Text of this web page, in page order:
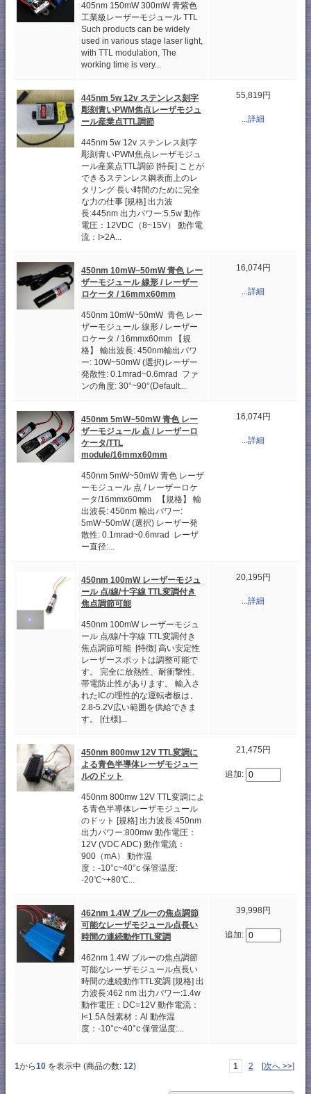
405nm 150mW 300mW 青紫色
工業級レーザーモジュール TTL
Such products can be widely
used in various stage laser light,
with TTL modulation, The
working time is very...
445nm 5w 12v ステンレス刻字
彫刻青いPWM焦点レーザモジュ
ール産業点TTL調節
445nm 5w 12v ステンレス刻字
彫刻青いPWM焦点レーザモジュ
ール産業点TTL調節 [特長] ことが
できるステンレス鋼表面上のレ
タリング 長い時間のために完全
な力の仕事 [規格] 出力波
長:445nm 出力パワー:5.5w 動作
電圧：12VDC（8~15V） 動作電
流：I>2A...
55,819円
...詳細
450nm 10mW~50mW 青色 レー
ザーモジュール 線形 / レーザー
ロケータ / 16mmx60mm
450nm 10mW~50mW 青色 レー
ザーモジュール 線形 / レーザー
ロケータ / 16mmx60mm 【規
格】 輸出波長: 450nm輸出パワ
ー: 10W~50mW (選択)レーザー
発散性: 0.1mrad~0.6mrad ファ
ンの角度: 30°~90°(Default...
16,074円
...詳細
450nm 5mW~50mW 青色 レー
ザーモジュール 点 / レーザーロ
ケータ/TTL
module/16mmx60mm
450nm 5mW~50mW 青色 レーザ
ーモジュール 点 / レーザーロケ
ータ/16mmx60mm 【規格】 輸
出波長: 450nm 輸出パワー:
5mW~50mW (選択) レーザー発
散性: 0.1mrad~0.6mrad レーザ
ー直径:...
16,074円
...詳細
450nm 100mW レーザーモジュ
ール 点/線/十字線 TTL変調付き
焦点調節可能
450nm 100mW レーザーモジュ
ール 点/線/十字線 TTL変調付き
焦点調節可能 [特徴] 高い安定性
レーザースポットは調整可能で
す。 完全に放熱性、耐衝撃性、
帯電防止性があります。 輸入さ
れたICの理性的な運転者板は、
2.8-5.2V広い範囲を供給できま
す。 [仕様]...
20,195円
...詳細
450nm 800mw 12V TTL変調に
よる青色半導体レーザモジュー
ルのドット
450nm 800mw 12V TTL変調によ
る青色半導体レーザモジュール
のドット [規格] 出力波長:450nm
出力パワー:800mw 動作電圧：
12V (VDC ADC) 動作電流：
900（mA） 動作温
度：-10°c~40°c 保管温度:
-20℃~+80℃...
21,475円
追加:
462nm 1.4W ブルーの焦点調節
可能なレーザモジュール点長い
時間の連続動作TTL変調
462nm 1.4W ブルーの焦点調節
可能なレーザモジュール点長い
時間の連続動作TTL変調 [規格] 出
力波長:462 nm 出力パワー:1.4w
動作電圧：DC=12V 動作電流：
I<1.5A 殻素材：Al 動作温
度：-10°c~40°c 保管温度:...
39,998円
追加:
1から10 を表示中 (商品の数: 12) 1 2 [次へ >>]